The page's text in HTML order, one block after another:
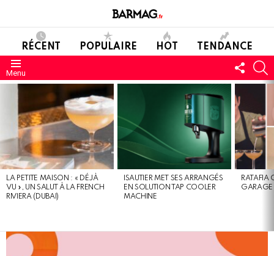
RÉCENT POPULAIRE HOT TENDANCE
Menu
NOUS
DERNIERS
LA PETITE MAISON : « DÉJÀ
VU », UN SALUT À LA FRENCH
RIVIERA (DUBAI)
ISAUTIER MET SES ARRANGÉS
EN SOLUTION TAP COOLER
MACHINE
RATAFIA
GARAGE